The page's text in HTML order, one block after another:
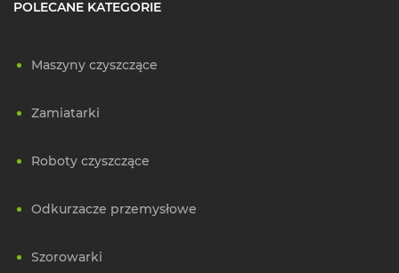
POLECANE KATEGORIE
Maszyny czyszczące
Zamiatarki
Roboty czyszczące
Odkurzacze przemysłowe
Szorowarki